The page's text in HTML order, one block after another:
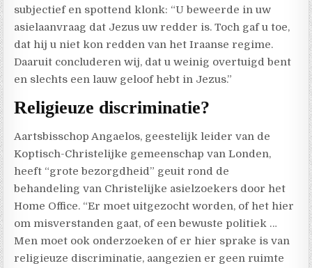
subjectief en spottend klonk: “U beweerde in uw
asielaanvraag dat Jezus uw redder is. Toch gaf u toe,
dat hij u niet kon redden van het Iraanse regime.
Daaruit concluderen wij, dat u weinig overtuigd bent
en slechts een lauw geloof hebt in Jezus.”
Religieuze discriminatie?
Aartsbisschop Angaelos, geestelijk leider van de
Koptisch-Christelijke gemeenschap van Londen,
heeft “grote bezorgdheid” geuit rond de
behandeling van Christelijke asielzoekers door het
Home Office. “Er moet uitgezocht worden, of het hier
om misverstanden gaat, of een bewuste politiek …
Men moet ook onderzoeken of er hier sprake is van
religieuze discriminatie, aangezien er geen ruimte